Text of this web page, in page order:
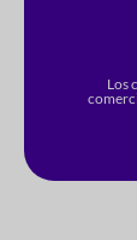
Los